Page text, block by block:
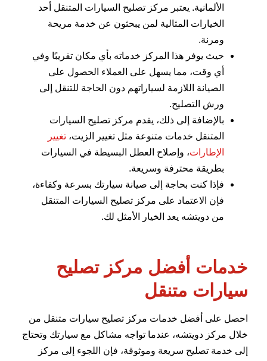
الألمانية. يعتبر مركز تصليح السيارات المتنقل أحد
الخيارات المثالية لمن يبحثون عن خدمة مريحة
ومرنة.
حيث يوفر هذا المركز خدماته بأي مكان تقريبًا وفي
أي وقت، مما يسهل على العملاء الحصول على
الصيانة اللازمة لسياراتهم دون الحاجة للتنقل إلى
ورش التصليح.
بالإضافة إلى ذلك، يقدم مركز تصليح السيارات
المتنقل خدمات متنوعة مثل تغيير الزيت، تغيير
الإطارات، وإصلاح العطل البسيطة في السيارات
بطريقة محترفة وسريعة.
فإذا كنت بحاجة إلى صيانة سيارتك بسرعة وكفاءة،
فإن الاعتماد على مركز تصليح السيارات المتنقل
من دويتشه يعد الخيار الأمثل لك.
خدمات أفضل مركز تصليح
سيارات متنقل
احصل على أفضل خدمات مركز تصليح سيارات متنقل من
خلال مركز دويتشه، عندما تواجه مشاكل مع سيارتك وتحتاج
إلى خدمة تصليح سريعة وموثوقة، فإن اللجوء إلى مركز